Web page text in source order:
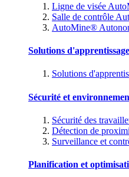
Ligne de visée
Salle de contrôle
AutoMine®
Solutions
Solutions
Sécurité et
Sécurité des
Détection de
Surveillance et
Planification et